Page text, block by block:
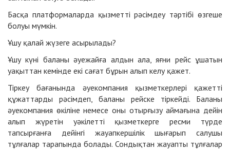
Басқа платформаларда қызметті рәсімдеу тәртібі өзгеше
болуы мүмкін.
Ұшу қалай жүзеге асырылады?
Ұшу күні баланы әуежайға алдын ала, яғни рейс ұшатын
уақыттан кемінде екі сағат бұрын алып келу қажет.
Тіркеу бағанында әуекомпания қызметкерлері қажетті
құжаттарды рәсімдеп, баланы рейске тіркейді. Баланы
әуекомпания өкіліне немесе оны отырғызу аймағына дейін
алып жүретін уәкілетті қызметкерге ресми түрде
тапсырғанға дейінгі жауапкершілік шығарып салушы
тұлғалар тарапында болады. Сондықтан жауапты тұлғалар